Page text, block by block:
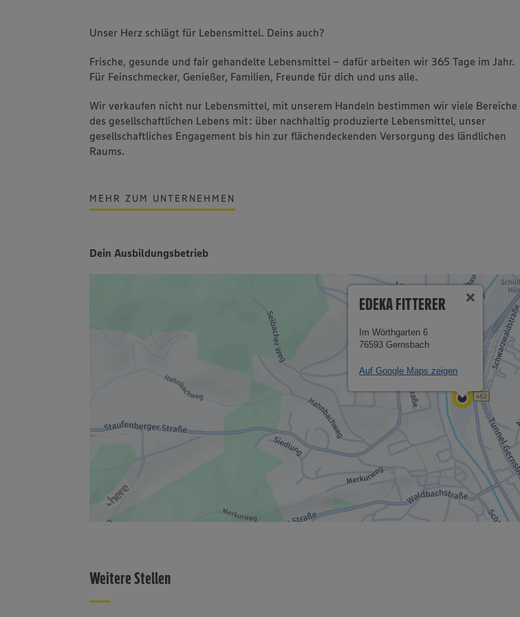
Unser Herz schlägt für Lebensmittel. Deins auch?
Frische, gesunde und fair gehandelte Lebensmittel – dafür arbeiten wir 365 Tage im Jahr.
Für Feinschmecker, Genießer, Familien, Freunde für dich und uns alle.
Wir verkaufen nicht nur Lebensmittel, mit unserem Handeln bestimmen wir viele Bereiche
des gesellschaftlichen Lebens mit: über nachhaltig produzierte Lebensmittel, unser
gesellschaftliches Engagement bis hin zur flächendeckenden Versorgung des ländlichen
Raums.
MEHR ZUM UNTERNEHMEN
Dein Ausbildungsbetrieb
EDEKA FITTERER
Im Wörthgarten 6
76593 Gernsbach
Auf Google Maps zeigen
Weitere Stellen